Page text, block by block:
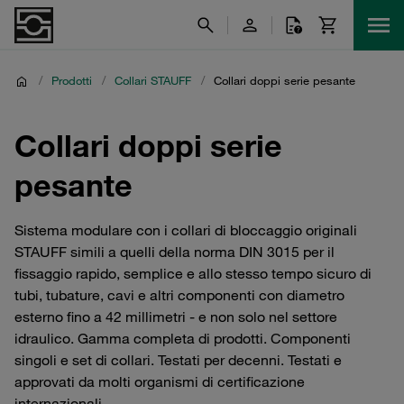
/ Prodotti / Collari STAUFF / Collari doppi serie pesante
Collari doppi serie
pesante
Sistema modulare con i collari di bloccaggio originali
STAUFF simili a quelli della norma DIN 3015 per il
fissaggio rapido, semplice e allo stesso tempo sicuro di
tubi, tubature, cavi e altri componenti con diametro
esterno fino a 42 millimetri - e non solo nel settore
idraulico. Gamma completa di prodotti. Componenti
singoli e set di collari. Testati per decenni. Testati e
approvati da molti organismi di certificazione